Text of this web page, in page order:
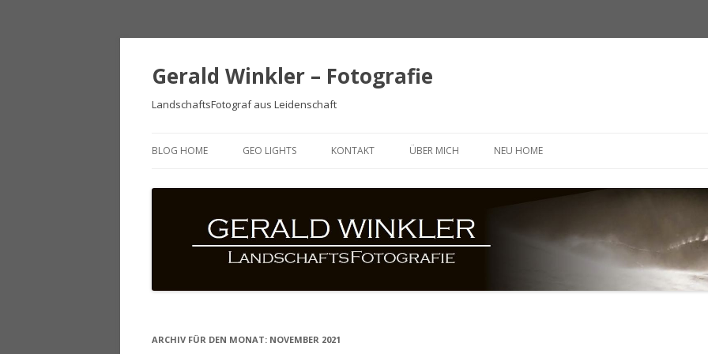
Gerald Winkler – Fotografie
LandschaftsFotograf aus Leidenschaft
zum
BLOG HOME GEO LIGHTS KONTAKT ÜBER MICH NEU HOME
ARCHIV FÜR DEN MONAT: NOVEMBER 2021